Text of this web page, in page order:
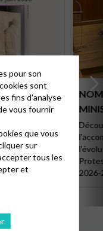
–
les points
Conseil
2026-
pour son
sont
fins d'analyse
vous fournir
que vous
sur
tous les
et